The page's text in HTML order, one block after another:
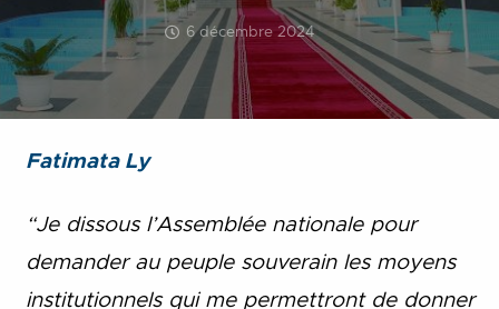
6 décembre 2024
Fatimata Ly
“Je dissous l’Assemblée nationale pour
demander au peuple souverain les moyens
institutionnels qui me permettront de donner